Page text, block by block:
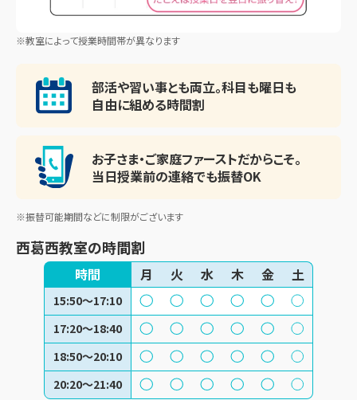
※教室によって授業時間帯が異なります
部活や習い事とも両立。科目も曜日も
自由に組める時間割
お子さま・ご家庭ファーストだからこそ。
当日授業前の連絡でも振替OK
※振替可能期間などに制限がございます
西葛西教室の時間割
時間 月 火 水 木 金 土
15:50～17:10
17:20～18:40
18:50～20:10
20:20～21:40